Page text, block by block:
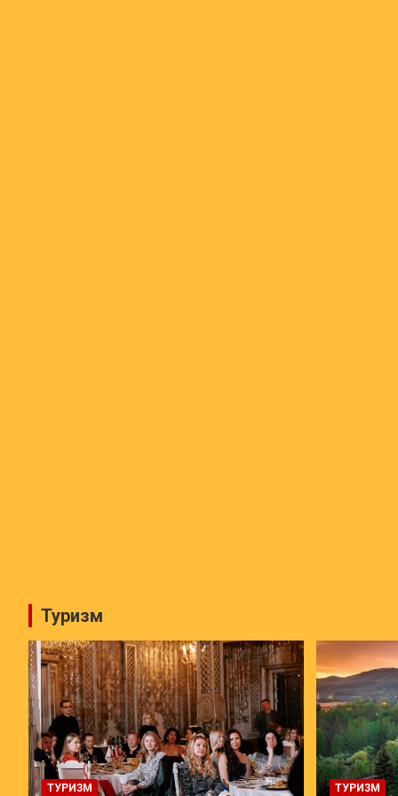
Туризм
ТУРИЗМ ТУРИЗМ